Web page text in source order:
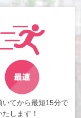
いてから最短15分で
します！